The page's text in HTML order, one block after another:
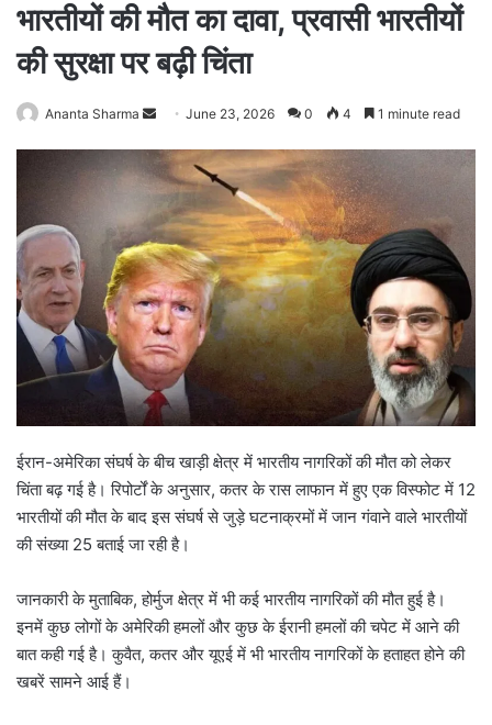
भारतीयों की मौत का दावा, प्रवासी भारतीयों
की सुरक्षा पर बढ़ी चिंता
Ananta Sharma
n
d
n
e
m
a
i
l
June 23, 2026 0 4 1 minute read
ईरान-अमेरिका संघर्ष के बीच खाड़ी क्षेत्र में भारतीय नागरिकों की मौत को लेकर
चिंता बढ़ गई है। रिपोर्टों के अनुसार, कतर के रास लाफान में हुए एक विस्फोट में 12
भारतीयों की मौत के बाद इस संघर्ष से जुड़े घटनाक्रमों में जान गंवाने वाले भारतीयों
की संख्या 25 बताई जा रही है।
जानकारी के मुताबिक, होर्मुज क्षेत्र में भी कई भारतीय नागरिकों की मौत हुई है।
इनमें कुछ लोगों के अमेरिकी हमलों और कुछ के ईरानी हमलों की चपेट में आने की
बात कही गई है। कुवैत, कतर और यूएई में भी भारतीय नागरिकों के हताहत होने की
खबरें सामने आई हैं।